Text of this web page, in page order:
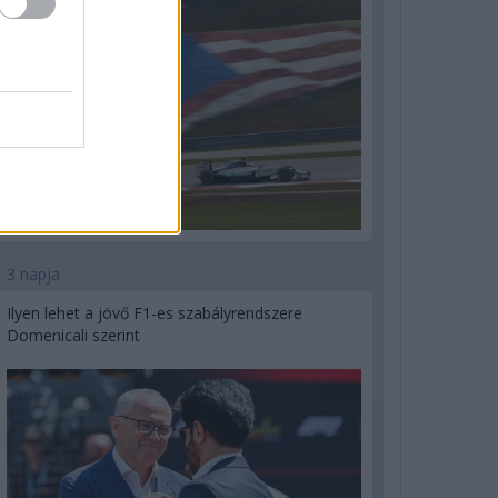
3 napja
Ilyen lehet a jövő F1-es szabályrendszere
Domenicali szerint